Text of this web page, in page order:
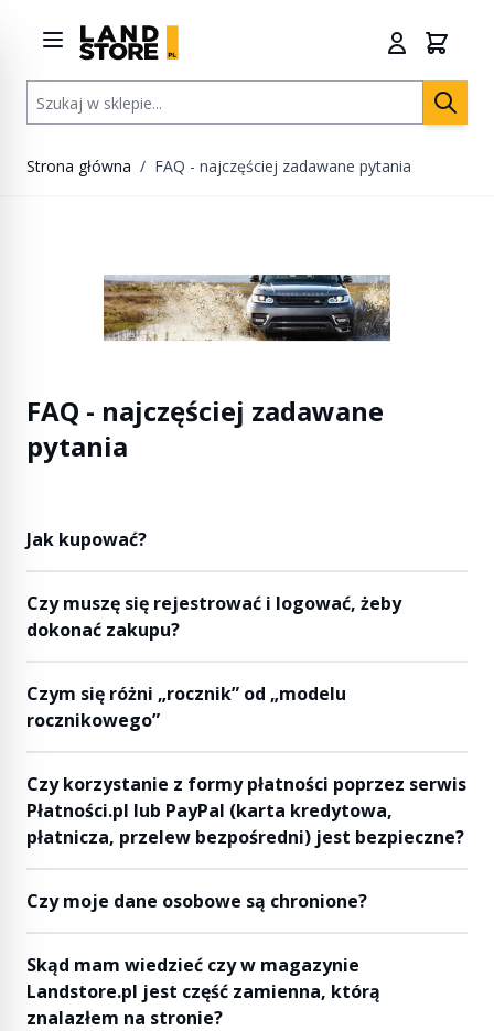
Szukaj w sklepie...
Strona główna / FAQ - najczęściej zadawane pytania
FAQ - najczęściej zadawane
pytania
Jak kupować?
Czy muszę się rejestrować i logować, żeby
dokonać zakupu?
Czym się różni „rocznik” od „modelu
rocznikowego”
Czy korzystanie z formy płatności poprzez serwis
Płatności.pl lub PayPal (karta kredytowa,
płatnicza, przelew bezpośredni) jest bezpieczne?
Czy moje dane osobowe są chronione?
Skąd mam wiedzieć czy w magazynie
Landstore.pl jest część zamienna, którą
znalazłem na stronie?